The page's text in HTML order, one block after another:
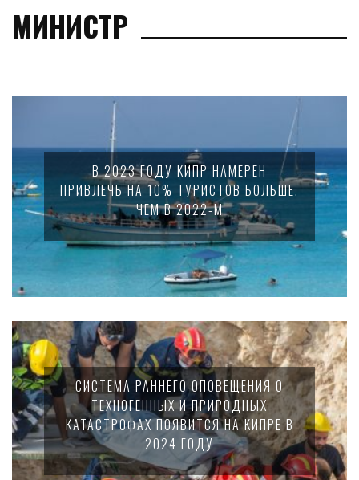
МИНИСТР
В 2023 ГОДУ КИПР НАМЕРЕН
ПРИВЛЕЧЬ НА 10% ТУРИСТОВ БОЛЬШЕ,
ЧЕМ В 2022-М
СИСТЕМА РАННЕГО ОПОВЕЩЕНИЯ О
ТЕХНОГЕННЫХ И ПРИРОДНЫХ
КАТАСТРОФАХ ПОЯВИТСЯ НА КИПРЕ В
2024 ГОДУ